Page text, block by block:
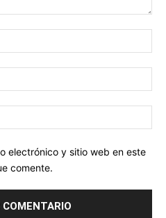
electrónico y sitio web en este
comente.